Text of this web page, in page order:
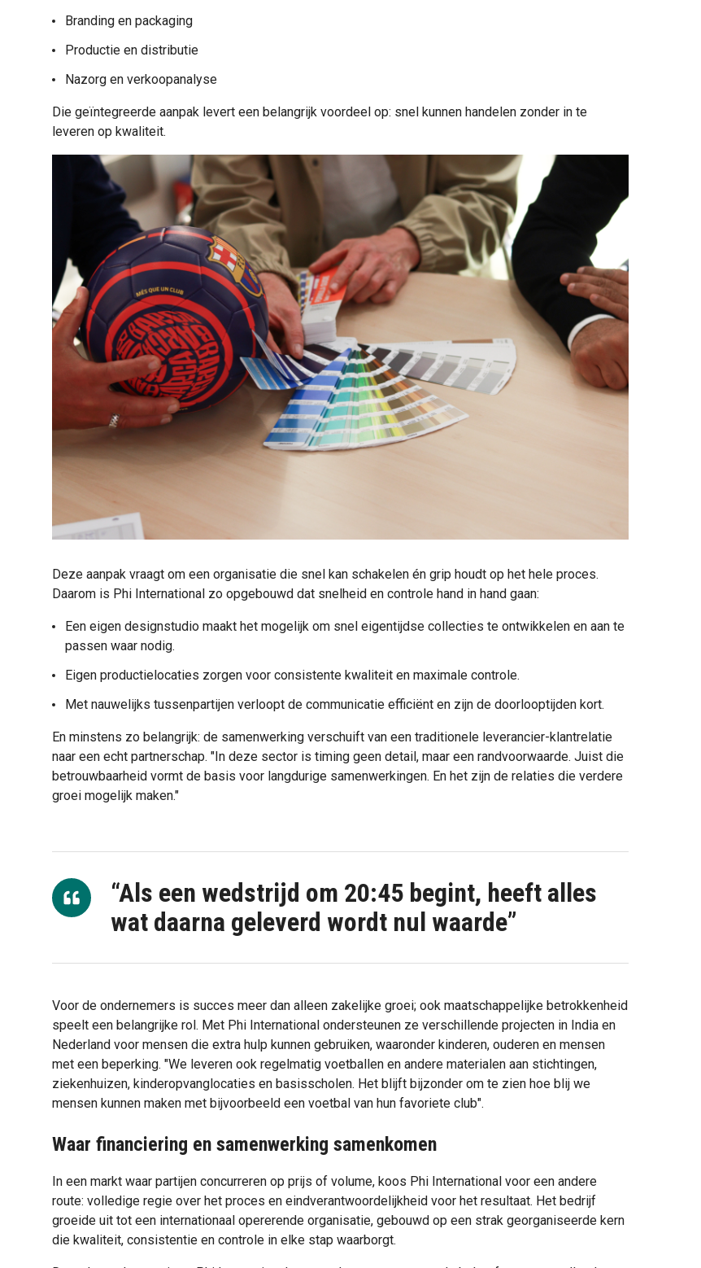
Branding en packaging
Productie en distributie
Nazorg en verkoopanalyse
Die geïntegreerde aanpak levert een belangrijk voordeel op: snel kunnen handelen zonder in te
leveren op kwaliteit.
Deze aanpak vraagt om een organisatie die snel kan schakelen én grip houdt op het hele proces.
Daarom is Phi International zo opgebouwd dat snelheid en controle hand in hand gaan:
Een eigen designstudio maakt het mogelijk om snel eigentijdse collecties te ontwikkelen en aan te
passen waar nodig.
Eigen productielocaties zorgen voor consistente kwaliteit en maximale controle.
Met nauwelijks tussenpartijen verloopt de communicatie efficiënt en zijn de doorlooptijden kort.
En minstens zo belangrijk: de samenwerking verschuift van een traditionele leverancier-klantrelatie
naar een echt partnerschap. "In deze sector is timing geen detail, maar een randvoorwaarde. Juist die
betrouwbaarheid vormt de basis voor langdurige samenwerkingen. En het zijn de relaties die verdere
groei mogelijk maken."
“Als een wedstrijd om 20:45 begint, heeft alles
wat daarna geleverd wordt nul waarde”
Voor de ondernemers is succes meer dan alleen zakelijke groei; ook maatschappelijke betrokkenheid
speelt een belangrijke rol. Met Phi International ondersteunen ze verschillende projecten in India en
Nederland voor mensen die extra hulp kunnen gebruiken, waaronder kinderen, ouderen en mensen
met een beperking. "We leveren ook regelmatig voetballen en andere materialen aan stichtingen,
ziekenhuizen, kinderopvanglocaties en basisscholen. Het blijft bijzonder om te zien hoe blij we
mensen kunnen maken met bijvoorbeeld een voetbal van hun favoriete club".
Waar financiering en samenwerking samenkomen
In een markt waar partijen concurreren op prijs of volume, koos Phi International voor een andere
route: volledige regie over het proces en eindverantwoordelijkheid voor het resultaat. Het bedrijf
groeide uit tot een internationaal opererende organisatie, gebouwd op een strak georganiseerde kern
die kwaliteit, consistentie en controle in elke stap waarborgt.